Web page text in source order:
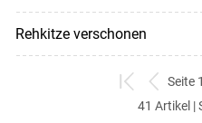
Rehkitze verschonen
zum
ersten
zurück
zum
Seite
41 Artikel |